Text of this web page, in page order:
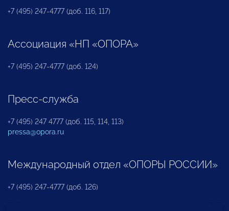
+7 (495) 247-4777 (доб. 116, 117)
Ассоциация «НП «ОПОРА»
+7 (495) 247-4777 (доб. 124)
Пресс-служба
+7 (495) 247 4777 (доб. 115, 114, 113)
pressa@opora.ru
Международный отдел «ОПОРЫ РОССИИ»
+7 (495) 247-4777 (доб. 126)